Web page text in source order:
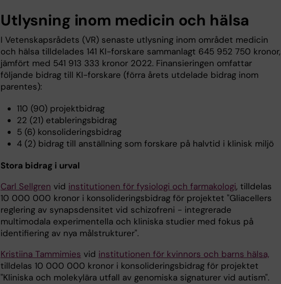
Utlysning inom medicin och hälsa
I Vetenskapsrådets (VR) senaste utlysning inom området medicin
och hälsa tilldelades 141 KI-forskare sammanlagt 645 952 750 kronor,
jämfört med 541 913 333 kronor 2022. Finansieringen omfattar
följande bidrag till KI-forskare (förra årets utdelade bidrag inom
parentes):
110 (90) projektbidrag
22 (21) etableringsbidrag
5 (6) konsolideringsbidrag
4 (2) bidrag till anställning som forskare på halvtid i klinisk miljö
Stora bidrag i urval
Carl Sellgren vid institutionen för fysiologi och farmakologi, tilldelas
10 000 000 kronor i konsolideringsbidrag för projektet "Gliacellers
reglering av synapsdensitet vid schizofreni - integrerade
multimodala experimentella och kliniska studier med fokus på
identifiering av nya målstrukturer".
Kristiina Tammimies vid institutionen för kvinnors och barns hälsa,
tilldelas 10 000 000 kronor i konsolideringsbidrag för projektet
"Kliniska och molekylära utfall av genomiska signaturer vid autism".